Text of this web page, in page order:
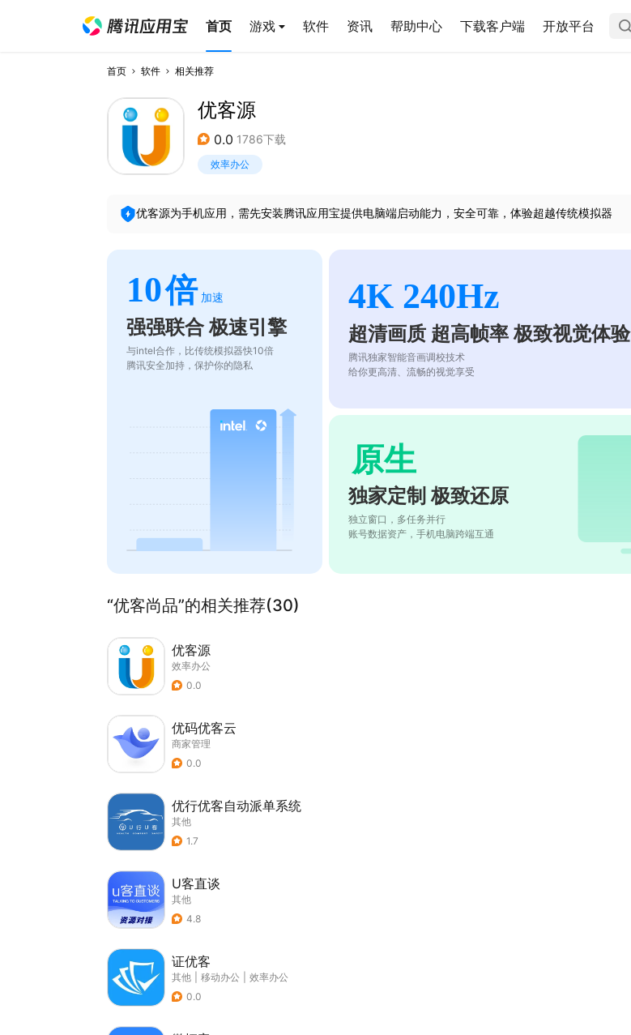
首页 游戏 软件 资讯 帮助中心 下载客户端 开放平台
首页 软件 相关推荐
优客源
0.0 1786下载
效率办公
优客源为手机应用，需先安装腾讯应用宝提供电脑端启动能力，安全可靠，体验超越传统模拟器
10倍 加速
强强联合 极速引擎
与intel合作，比传统模拟器快10倍
腾讯安全加持，保护你的隐私
4K 240Hz
超清画质 超高帧率 极致视觉体验
腾讯独家智能音画调校技术
给你更高清、流畅的视觉享受
原生
独家定制 极致还原
独立窗口，多任务并行
账号数据资产，手机电脑跨端互通
“优客尚品”的相关推荐(30)
优客源
效率办公
0.0
优码优客云
商家管理
0.0
优行优客自动派单系统
其他
1.7
U客直谈
其他
4.8
证优客
其他 移动办公
效率办公
0.0